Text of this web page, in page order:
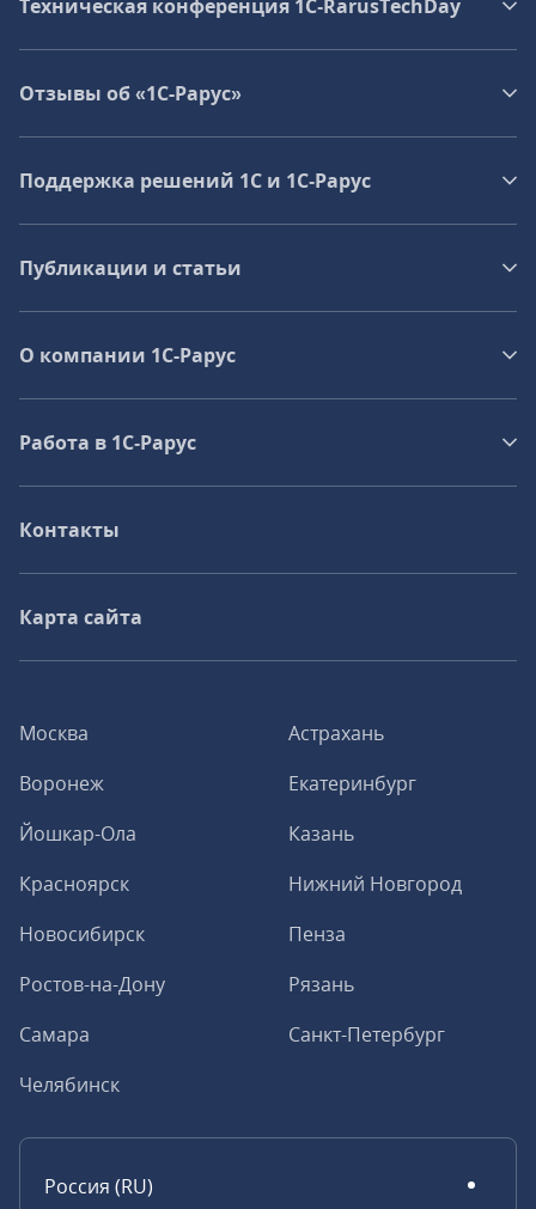
Москва
Астрахань
Воронеж
Екатеринбург
Йошкар-Ола
Казань
Красноярск
Нижний Новгород
Новосибирск
Пенза
Ростов-на-Дону
Рязань
Самара
Санкт-Петербург
Челябинск
Россия (RU)
Техническая конференция 1C‑RarusTechDay
Отзывы об «1С-Рарус»
Поддержка решений 1С и 1С‑Рарус
Публикации и статьи
О компании 1C-Рарус
Работа в 1С‑Рарус
Контакты
Карта сайта